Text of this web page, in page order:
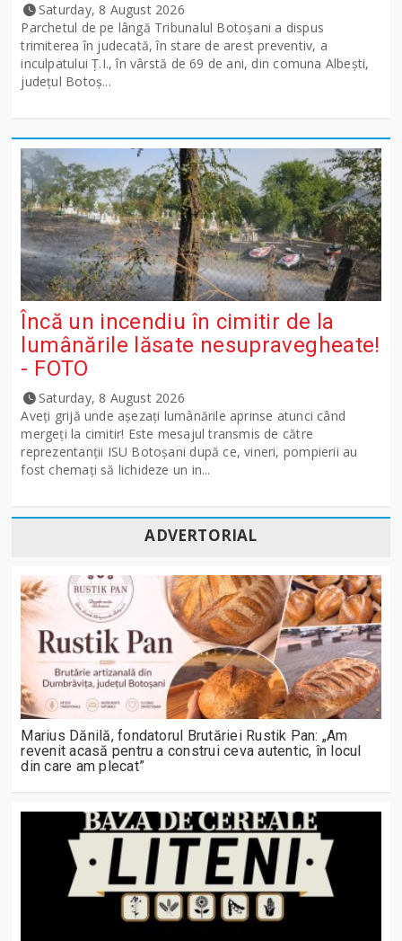
Saturday, 8 August 2026
Parchetul de pe lângă Tribunalul Botoşani a dispus
trimiterea în judecată, în stare de arest preventiv, a
inculpatului Ț.I., în vârstă de 69 de ani, din comuna Albești,
județul Botoș...
Încă un incendiu în cimitir de la
lumânările lăsate nesupravegheate!
- FOTO
Saturday, 8 August 2026
Aveți grijă unde așezați lumânările aprinse atunci când
mergeți la cimitir! Este mesajul transmis de către
reprezentanții ISU Botoșani după ce, vineri, pompierii au
fost chemați să lichideze un in...
ADVERTORIAL
Marius Dănilă, fondatorul Brutăriei Rustik Pan: „Am
revenit acasă pentru a construi ceva autentic, în locul
din care am plecat”